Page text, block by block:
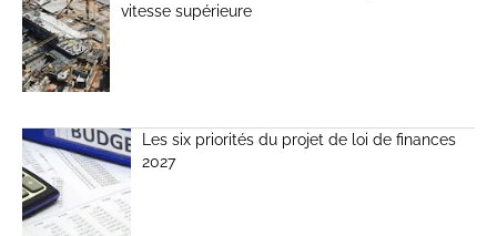
vitesse supérieure
Les six priorités du projet de loi de finances
2027